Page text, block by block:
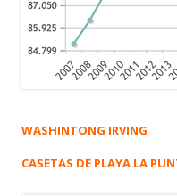
WASHINTONG IRVING
CASETAS DE PLAYA LA